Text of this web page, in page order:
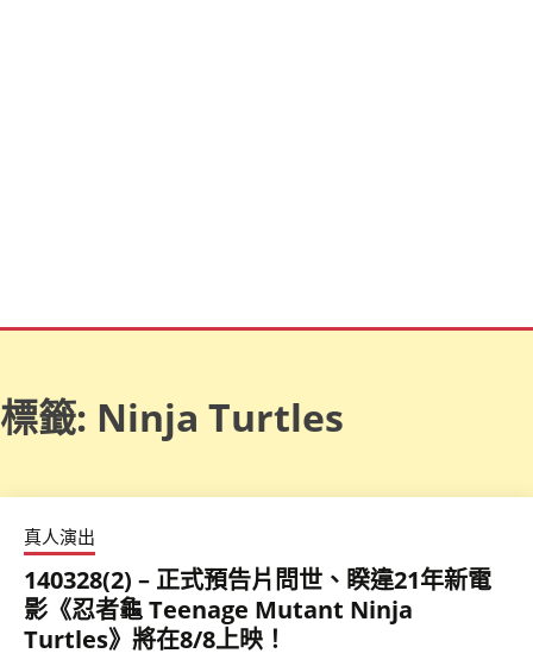
標籤: Ninja Turtles
真人演出
140328(2) – 正式預告片問世、睽違21年新電
影《忍者龜 Teenage Mutant Ninja
Turtles》將在8/8上映！